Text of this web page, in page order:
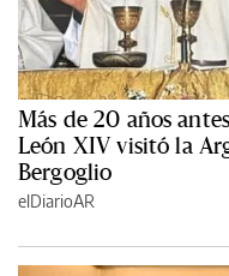
Más de 20 años
León XIV visitó la
Bergoglio
elDiarioAR